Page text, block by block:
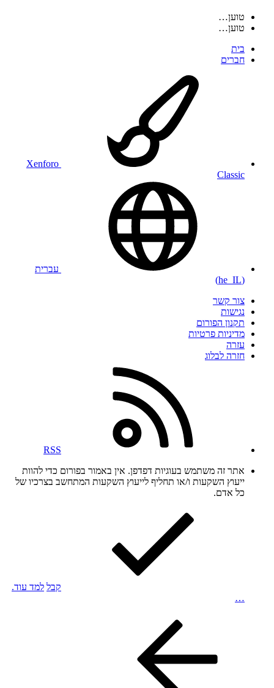
טוען…
טוען…
בית
חברים
Xenforo
Classic
עברית
(he_IL)
צור קשר
נגישות
תקנון הפורום
מדיניות פרטיות
עזרה
חזרה לבלוג
RSS
אתר זה משתמש בעוגיות דפדפן. אין באמור בפורום כדי להוות
ייעוץ השקעות ו/או תחליף לייעוץ השקעות המתחשב בצרכיו של
כל אדם.
קבל למד עוד.
…